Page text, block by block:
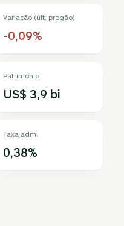
Variação (últ. pregão)
-0,09%
Patrimônio
US$ 3,9 bi
Taxa adm.
0,38%